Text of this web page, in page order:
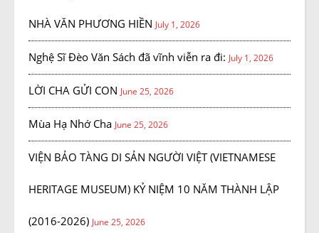
NHÀ VĂN PHƯƠNG HIỀN July 1, 2026
Nghệ Sĩ Đèo Văn Sách đã vĩnh viễn ra đi: July 1, 2026
LỜI CHA GỬI CON June 25, 2026
Mùa Hạ Nhớ Cha June 25, 2026
VIỆN BẢO TÀNG DI SẢN NGƯỜI VIỆT (VIETNAMESE
HERITAGE MUSEUM) KỶ NIỆM 10 NĂM THÀNH LẬP
(2016-2026) June 25, 2026